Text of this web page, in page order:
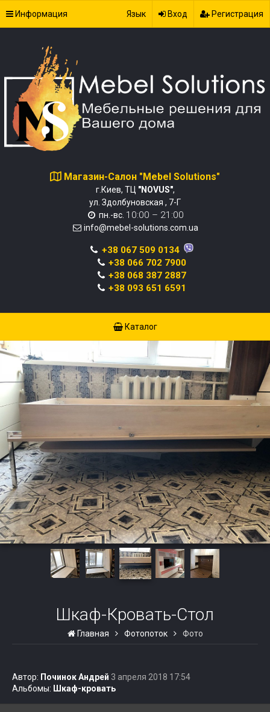
Информация Язык Вход Регистрация
Магазин-Салон "Mebel Solutions"
г.Киев, ТЦ "NOVUS",
ул. Здолбуновская , 7-Г
пн.-вс. 10:00 – 21:00
info@mebel-solutions.com.ua
+38 067 509 0134
+38 066 702 7900
+38 068 387 2887
+38 093 651 6591
Каталог
Шкаф-Кровать-Стол
Главная Фотопоток Фото
Автор: Починок Андрей 3 апреля 2018 17:54
Альбомы: Шкаф-кровать